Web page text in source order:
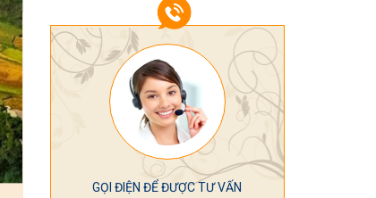
GỌI ĐIỆN ĐỂ ĐƯỢC TƯ VẤN